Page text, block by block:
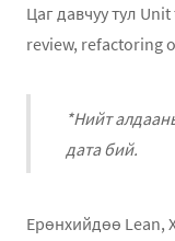
Цаг давчуу тул
review, refactoring
*Нийт
дата бий.
Ерөнхийдөө Lean,